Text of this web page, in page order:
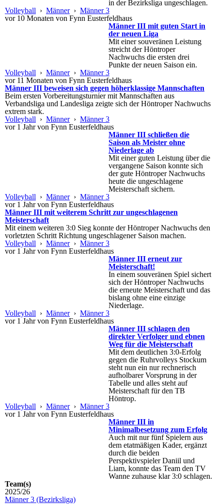
in der Bezirksliga ungeschlagen.
Volleyball › Männer › Männer 3
vor 10 Monaten von Fynn Eusterfeldhaus
Männer III mit guten Start in
der neuen Liga
Mit einer souveränen Leistung
streicht der Höntroper
Nachwuchs die ersten drei
Punkte der neuen Saison ein.
Volleyball › Männer › Männer 3
vor 11 Monaten von Fynn Eusterfeldhaus
Männer III beweisen sich gegen höherklassige Mannschaften
Beim ersten Vorbereitungsturnier mit Mannschaften aus
Verbandsliga und Landesliga zeigte sich der Höntroper Nachwuchs
extrem stark.
Volleyball › Männer › Männer 3
vor 1 Jahr von Fynn Eusterfeldhaus
Männer III schließen die
Saison als Meister ohne
Niederlage ab
Mit einer guten Leistung über die
vergangene Saison konnte sich
der gute Höntroper Nachwuchs
heute die ungeschlagene
Meisterschaft sichern.
Volleyball › Männer › Männer 3
vor 1 Jahr von Fynn Eusterfeldhaus
Männer III mit weiterem Schritt zur ungeschlagenen
Meisterschaft
Mit einem weiteren 3:0 Sieg konnte der Höntroper Nachwuchs den
vorletzten Schritt Richtung ungeschlagener Saison machen.
Volleyball › Männer › Männer 3
vor 1 Jahr von Fynn Eusterfeldhaus
Männer III erneut zur
Meisterschaft!
In einem souveränen Spiel sichert
sich der Höntroper Nachwuchs
die erneute Meisterschaft und das
bislang ohne eine einzige
Niederlage.
Volleyball › Männer › Männer 3
vor 1 Jahr von Fynn Eusterfeldhaus
Männer III schlagen den
direkter Verfolger und ebnen
Weg für die Meisterschaft
Mit dem deutlichen 3:0-Erfolg
gegen die Ruhrvolleys Stockum
steht nun ein nur rechnerisch
aufholbarer Vorsprung in der
Tabelle und alles steht auf
Meisterschaft für den TB
Höntrop.
Volleyball › Männer › Männer 3
vor 1 Jahr von Fynn Eusterfeldhaus
Männer III in
Minimalbesetzung zum Erfolg
Auch mit nur fünf Spielern aus
dem etatmäßigen Kader, ergänzt
durch die beiden
Perspektivspieler Daniil und
Liam, konnte das Team den TV
Wanne zuhause klar 3:0 schlagen.
Team(s)
2025/26
Männer 3 (Bezirksliga)